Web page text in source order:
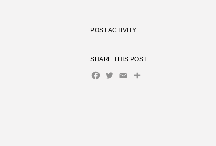
POST ACTIVITY
SHARE THIS POST
Facebook
Twitter
EmailShare